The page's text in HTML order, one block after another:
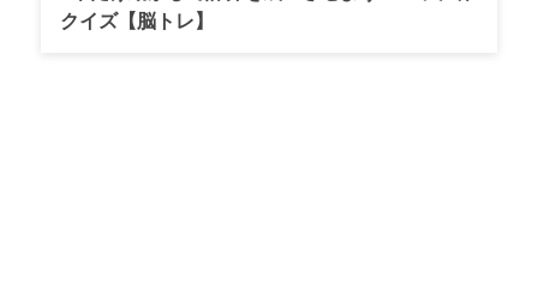
ワンピース水着
クイズ【脳トレ】